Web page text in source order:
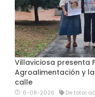
Villaviciosa presenta
Agroalimentación y
calle
6-08-2026 De total